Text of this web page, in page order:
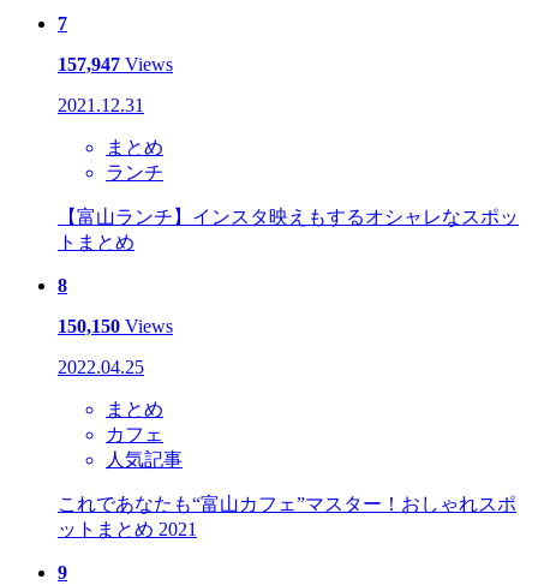
7
157,947 Views
2021.12.31
まとめ
ランチ
【富山ランチ】インスタ映えもするオシャレなスポッ
トまとめ
8
150,150 Views
2022.04.25
まとめ
カフェ
人気記事
これであなたも“富山カフェ”マスター！おしゃれスポ
ットまとめ 2021
9